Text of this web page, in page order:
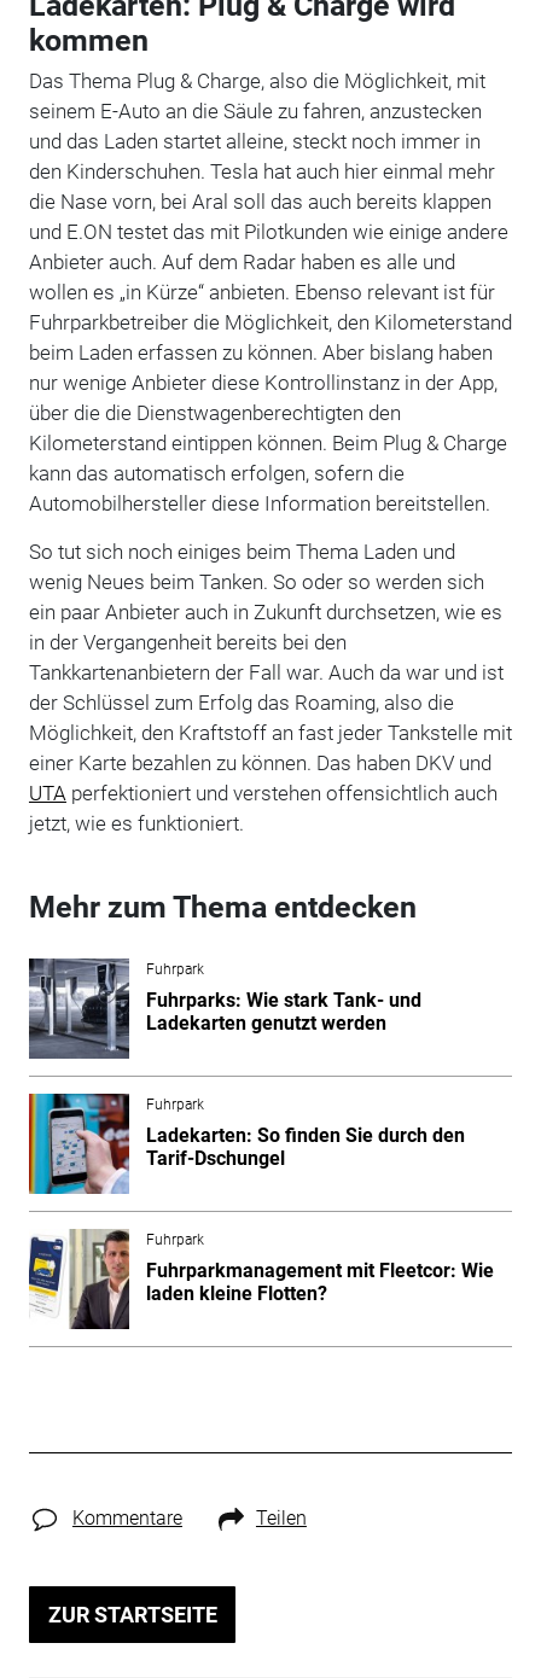
kommen
Das Thema Plug & Charge, also die Möglichkeit, mit
seinem E-Auto an die Säule zu fahren, anzustecken
und das Laden startet alleine, steckt noch immer in
den Kinderschuhen. Tesla hat auch hier einmal mehr
die Nase vorn, bei Aral soll das auch bereits klappen
und E.ON testet das mit Pilotkunden wie einige andere
Anbieter auch. Auf dem Radar haben es alle und
wollen es „in Kürze“ anbieten. Ebenso relevant ist für
Fuhrparkbetreiber die Möglichkeit, den Kilometerstand
beim Laden erfassen zu können. Aber bislang haben
nur wenige Anbieter diese Kontrollinstanz in der App,
über die die Dienstwagenberechtigten den
Kilometerstand eintippen können. Beim Plug & Charge
kann das automatisch erfolgen, sofern die
Automobilhersteller diese Information bereitstellen.
So tut sich noch einiges beim Thema Laden und
wenig Neues beim Tanken. So oder so werden sich
ein paar Anbieter auch in Zukunft durchsetzen, wie es
in der Vergangenheit bereits bei den
Tankkartenanbietern der Fall war. Auch da war und ist
der Schlüssel zum Erfolg das Roaming, also die
Möglichkeit, den Kraftstoff an fast jeder Tankstelle mit
einer Karte bezahlen zu können. Das haben DKV und
UTA perfektioniert und verstehen offensichtlich auch
jetzt, wie es funktioniert.
Mehr zum Thema entdecken
Fuhrpark
Fuhrparks: Wie stark Tank- und
Ladekarten genutzt werden
Fuhrpark
Ladekarten: So finden Sie durch den
Tarif-Dschungel
Fuhrpark
Fuhrparkmanagement mit Fleetcor: Wie
laden kleine Flotten?
Kommentare Teilen
ZUR STARTSEITE